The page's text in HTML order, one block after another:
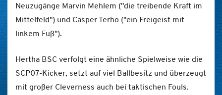
Neuzugänge Marvin Mehlem ("die treibende Kraft im
Mittelfeld") und Casper Terho ("ein Freigeist mit
linkem Fuß").
Hertha BSC verfolgt eine ähnliche Spielweise wie die
SCP07-Kicker, setzt auf viel Ballbesitz und überzeugt
mit großer Cleverness auch bei taktischen Fouls.